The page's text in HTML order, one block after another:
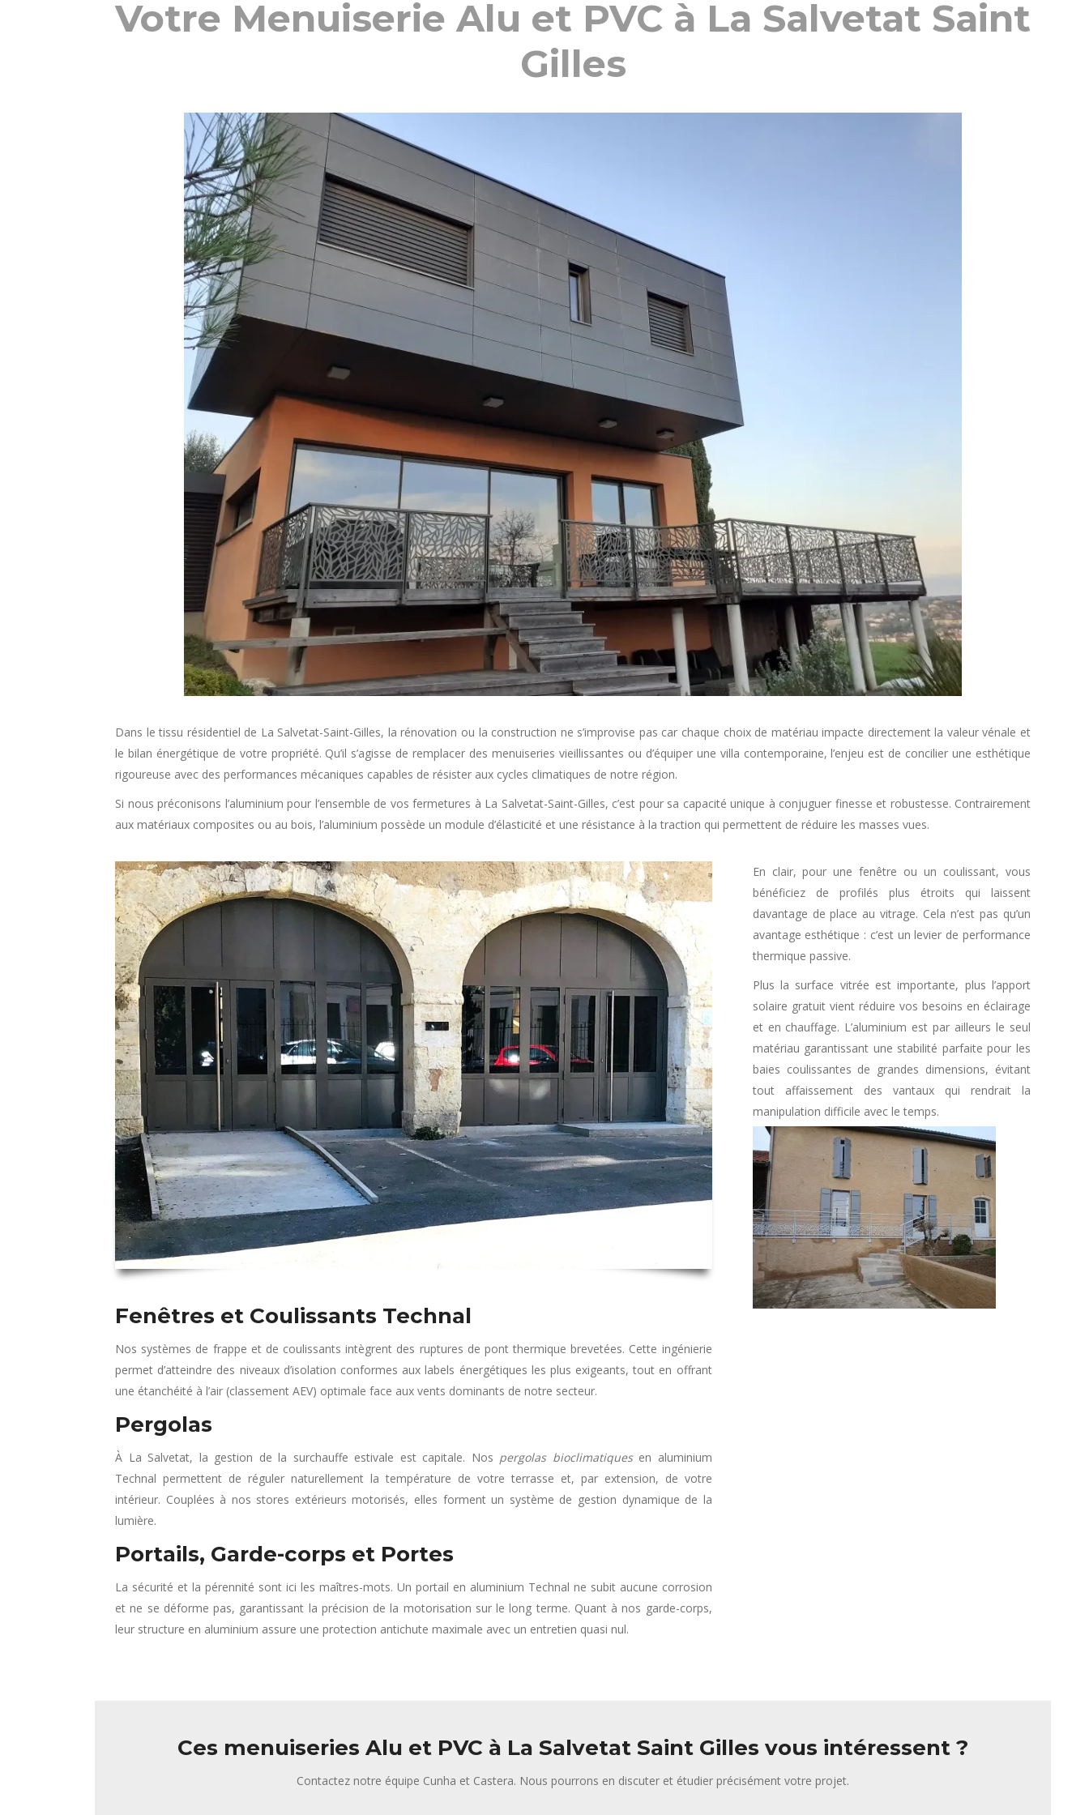
Votre Menuiserie Alu et PVC à La Salvetat Saint
Gilles
Dans le tissu résidentiel de La Salvetat-Saint-Gilles, la rénovation ou la construction ne s’improvise pas car chaque choix de matériau impacte directement la valeur vénale et
le bilan énergétique de votre propriété. Qu’il s’agisse de remplacer des menuiseries vieillissantes ou d’équiper une villa contemporaine, l’enjeu est de concilier une esthétique
rigoureuse avec des performances mécaniques capables de résister aux cycles climatiques de notre région.
Si nous préconisons l’aluminium pour l’ensemble de vos fermetures à La Salvetat-Saint-Gilles, c’est pour sa capacité unique à conjuguer finesse et robustesse. Contrairement
aux matériaux composites ou au bois, l’aluminium possède un module d’élasticité et une résistance à la traction qui permettent de réduire les masses vues.
Fenêtres et Coulissants Technal
Nos systèmes de frappe et de coulissants intègrent des ruptures de pont thermique brevetées. Cette ingénierie
permet d’atteindre des niveaux d’isolation conformes aux labels énergétiques les plus exigeants, tout en offrant
une étanchéité à l’air (classement AEV) optimale face aux vents dominants de notre secteur.
Pergolas
À La Salvetat, la gestion de la surchauffe estivale est capitale. Nos pergolas bioclimatiquesen aluminium
Technal permettent de réguler naturellement la température de votre terrasse et, par extension, de votre
intérieur. Couplées à nos stores extérieurs motorisés, elles forment un système de gestion dynamique de la
lumière.
Portails, Garde-corps et Portes
La sécurité et la pérennité sont ici les maîtres-mots. Un portail en aluminium Technal ne subit aucune corrosion
et ne se déforme pas, garantissant la précision de la motorisation sur le long terme. Quant à nos garde-corps,
leur structure en aluminium assure une protection antichute maximale avec un entretien quasi nul.
En clair, pour une fenêtre ou un coulissant, vous
bénéficiez de profilés plus étroits qui laissent
davantage de place au vitrage. Cela n’est pas qu’un
avantage esthétique : c’est un levier de performance
thermique passive.
Plus la surface vitrée est importante, plus l’apport
solaire gratuit vient réduire vos besoins en éclairage
et en chauffage. L’aluminium est par ailleurs le seul
matériau garantissant une stabilité parfaite pour les
baies coulissantes de grandes dimensions, évitant
tout affaissement des vantaux qui rendrait la
manipulation difficile avec le temps.
Ces menuiseries Alu et PVC à La Salvetat Saint Gilles vous intéressent ?
Contactez notre équipe Cunha et Castera. Nous pourrons en discuter et étudier précisément votre projet.